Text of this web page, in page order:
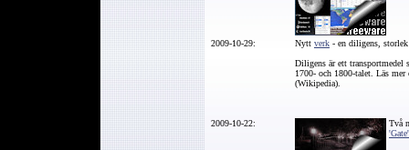
2009-10-29: Nytt verk - en diligens,
Diligens är ett transportmedel
1700- och 1800-talet. Läs
(Wikipedia).
2009-10-22:
Två
'Gate'